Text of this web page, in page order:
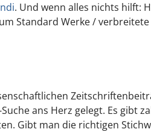
. Und wenn alles nichts hilft:
Standard Werke /
ans Herz gelegt. Es
Gibt man die richtigen